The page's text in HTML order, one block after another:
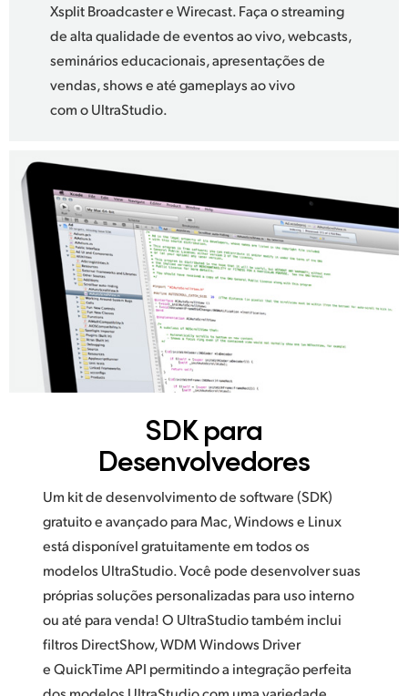
Xsplit Broadcaster e Wirecast. Faça o streaming
de alta qualidade de eventos ao vivo, webcasts,
seminários educacionais, apresentações de
vendas, shows e até gameplays ao vivo
com o UltraStudio.
SDK para
Desenvolvedores
Um kit de desenvolvimento de software (SDK)
gratuito e avançado para Mac,Windows e Linux
está disponível gratuitamente em todos os
modelos UltraStudio.Você podedesenvolver suas
próprias soluções personalizadas para uso interno
ou até para venda! O UltraStudio também inclui
filtros DirectShow, WDM Windows Driver
e QuickTime API permitindo a integração perfeita